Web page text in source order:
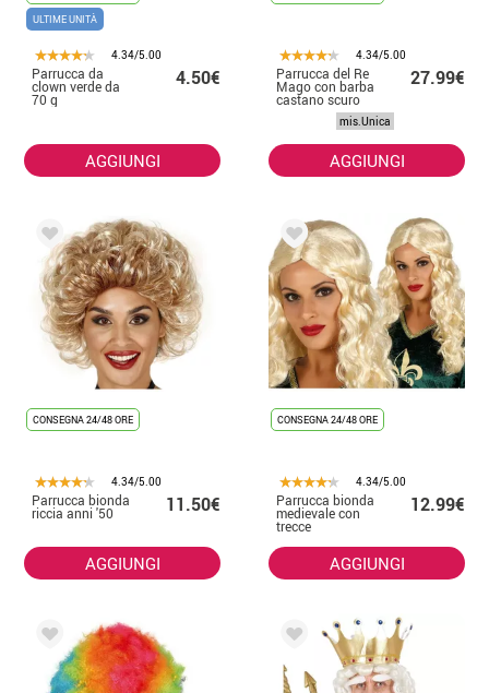
ULTIME UNITÀ
4.34/5.00
Parrucca da
clown verde da
70 g
4.50€
AGGIUNGI
4.34/5.00
Parrucca del Re
Mago con barba
castano scuro
27.99€
mis.Unica
AGGIUNGI
CONSEGNA 24/48 ORE
4.34/5.00
Parrucca bionda
riccia anni '50 11.50€
AGGIUNGI
CONSEGNA 24/48 ORE
4.34/5.00
Parrucca bionda
medievale con
trecce
12.99€
AGGIUNGI